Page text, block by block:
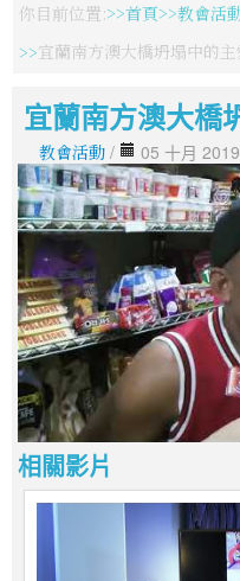
你目前位置: 首頁 教會活
宜蘭南方澳大橋坍塌中的主
宜蘭南方澳大橋
教會活動 / 05 十月 2019
相關影片